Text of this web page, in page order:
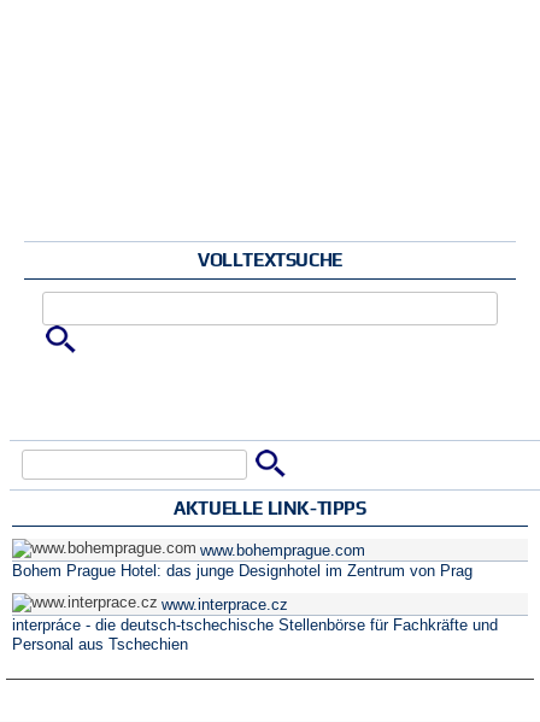
VOLLTEXTSUCHE
Suchformular
AKTUELLE LINK-TIPPS
www.bohemprague.com
Bohem Prague Hotel: das junge Designhotel im Zentrum von Prag
www.interprace.cz
interpráce - die deutsch-tschechische Stellenbörse für Fachkräfte und
Personal aus Tschechien